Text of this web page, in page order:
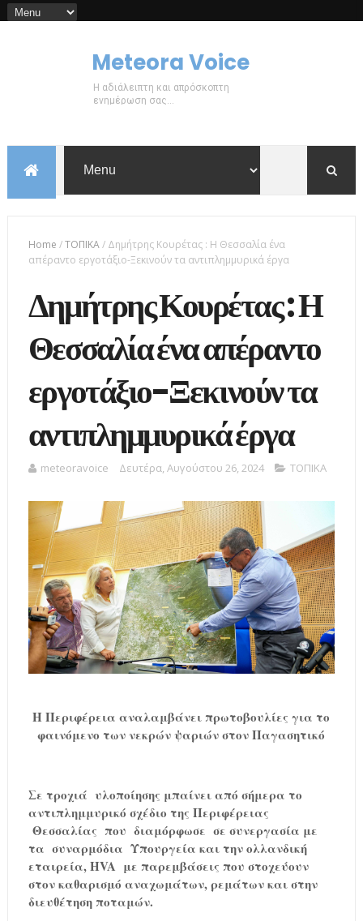
Meteora Voice
Η αδιάλειπτη και απρόσκοπτη
ενημέρωση σας...
Home /ΤΟΠΙΚΑ/ Δημήτρης Κουρέτας : Η Θεσσαλία ένα
απέραντο εργοτάξιο-Ξεκινούν τα αντιπλημμυρικά έργα
Δημήτρης Κουρέτας : Η
Θεσσαλία ένα απέραντο
εργοτάξιο-Ξεκινούν τα
αντιπλημμυρικά έργα
meteoravoice Δευτέρα, Αυγούστου 26, 2024 ΤΟΠΙΚΑ
Η Περιφέρεια αναλαμβάνει πρωτοβουλίες για το
φαινόμενο των νεκρών ψαριών στον Παγασητικό
Σε τροχιά υλοποίησης μπαίνει από σήμερα το
αντιπλημμυρικό σχέδιο της Περιφέρειας
Θεσσαλίας που διαμόρφωσε σε συνεργασία με
τα συναρμόδια Υπουργεία και τηνoλλανδική
εταιρεία,HVA με παρεμβάσεις που στοχεύουν
στον καθαρισμό αναχωμάτων, ρεμάτων και στην
διευθέτηση ποταμών.